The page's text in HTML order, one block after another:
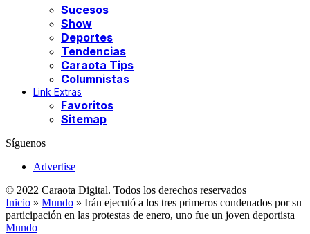
Sucesos
Show
Deportes
Tendencias
Caraota Tips
Columnistas
Link Extras
Favoritos
Sitemap
Síguenos
Advertise
© 2022 Caraota Digital. Todos los derechos reservados
Inicio » Mundo » Irán ejecutó a los tres primeros condenados por su
participación en las protestas de enero, uno fue un joven deportista
Mundo